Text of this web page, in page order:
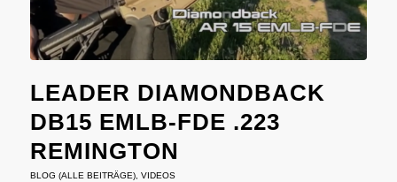
LEADER DIAMONDBACK
DB15 EMLB-FDE .223
REMINGTON
BLOG (ALLE BEITRÄGE), VIDEOS